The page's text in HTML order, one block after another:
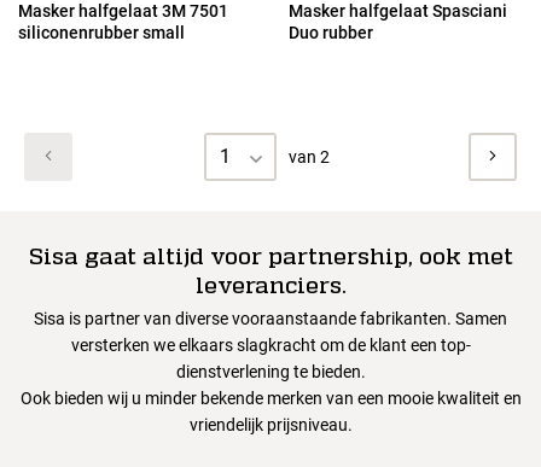
Masker halfgelaat 3M 7501
siliconenrubber small
Masker halfgelaat Spasciani
Duo rubber
1 van 2
Sisa gaat altijd voor partnership, ook met
leveranciers.
Sisa is partner van diverse vooraanstaande fabrikanten. Samen
versterken we elkaars slagkracht om de klant een top-
dienstverlening te bieden.
Ook bieden wij u minder bekende merken van een mooie kwaliteit en
vriendelijk prijsniveau.